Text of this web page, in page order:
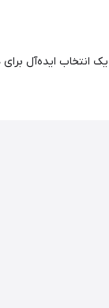
یک انتخاب